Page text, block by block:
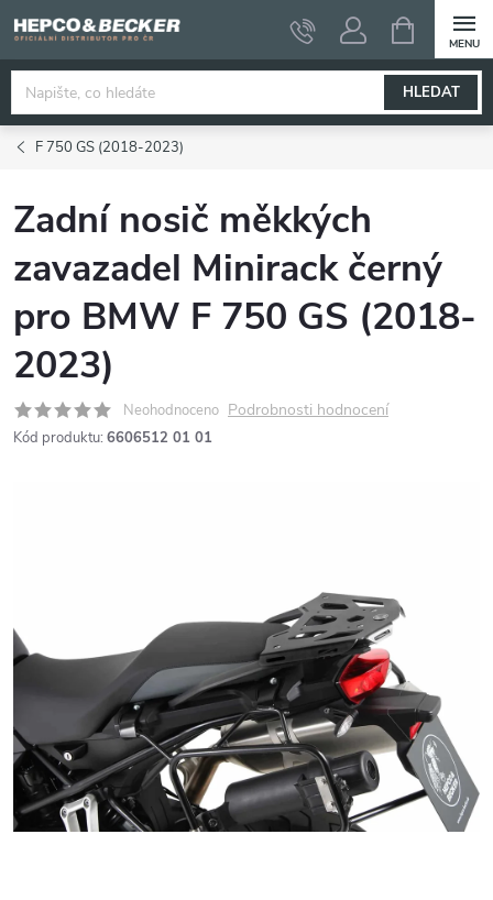
na
obsah
HLEDAT
NÁKUPNÍ
KOŠÍK
F 750 GS (2018-2023)
Zadní nosič měkkých
zavazadel Minirack černý
pro BMW F 750 GS (2018-
2023)
Neohodnoceno Podrobnosti hodnocení
Kód produktu: 6606512 01 01